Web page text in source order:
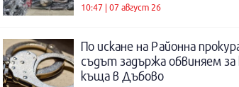
10:47 | 07 август 26
По искане на Районна
съдът задържа обвиняем
къща в Дъбово